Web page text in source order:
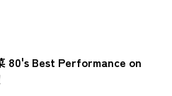
80's Best Performance on